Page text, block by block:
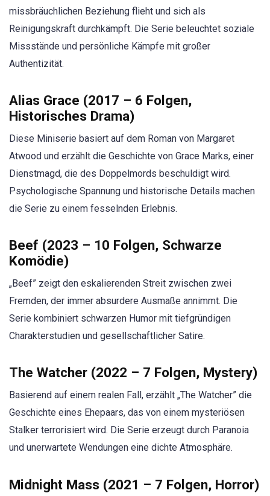
missbräuchlichen Beziehung flieht und sich als
Reinigungskraft durchkämpft. Die Serie beleuchtet soziale
Missstände und persönliche Kämpfe mit großer
Authentizität.
Alias Grace (2017 – 6 Folgen,
Historisches Drama)
Diese Miniserie basiert auf dem Roman von Margaret
Atwood und erzählt die Geschichte von Grace Marks, einer
Dienstmagd, die des Doppelmords beschuldigt wird.
Psychologische Spannung und historische Details machen
die Serie zu einem fesselnden Erlebnis.
Beef (2023 – 10 Folgen, Schwarze
Komödie)
„Beef” zeigt den eskalierenden Streit zwischen zwei
Fremden, der immer absurdere Ausmaße annimmt. Die
Serie kombiniert schwarzen Humor mit tiefgründigen
Charakterstudien und gesellschaftlicher Satire.
The Watcher (2022 – 7 Folgen, Mystery)
Basierend auf einem realen Fall, erzählt „The Watcher” die
Geschichte eines Ehepaars, das von einem mysteriösen
Stalker terrorisiert wird. Die Serie erzeugt durch Paranoia
und unerwartete Wendungen eine dichte Atmosphäre.
Midnight Mass (2021 – 7 Folgen, Horror)